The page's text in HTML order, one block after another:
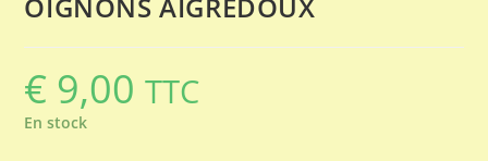
€ 9,00 TTC
En stock